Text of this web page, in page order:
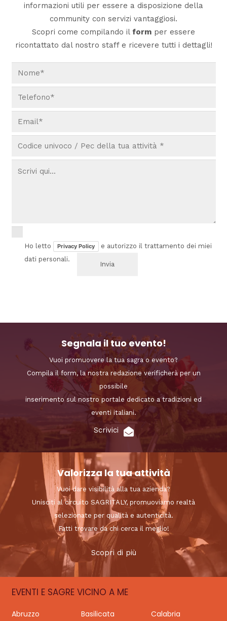
informazioni utili per essere a disposizione della
community con servizi vantaggiosi.
Scopri come compilando il form per essere
ricontattato dal nostro staff e ricevere tutti i dettagli!
Ho letto Privacy Policy
e autorizzo il trattamento dei miei
dati personali.
Segnala il tuo evento!
Vuoi promuovere la tua sagra o evento?
Compila il form, la nostra redazione verificherà per un
possibile
inserimento sul nostro portale dedicato a tradizioni ed
eventi italiani.
Scrivici
Valorizza la tua attività
Vuoi dare visibilità alla tua azienda?
Unisciti al circuito SAGRITALY, promuoviamo realtà
selezionate per qualità e autenticità.
Fatti trovare da chi cerca il meglio!
Scopri di più
EVENTI E SAGRE VICINO A ME
Abruzzo Basilicata
Calabria